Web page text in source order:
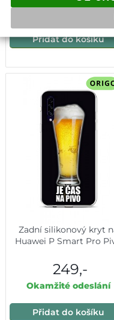
Přidat do košíku
Zadní silikonový kryt
Huawei P Smart Pro
249,-
Okamžité odeslání
Přidat do košíku